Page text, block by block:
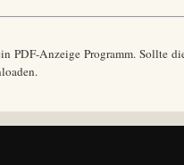
PDF-Anzeige Programm. Sollte